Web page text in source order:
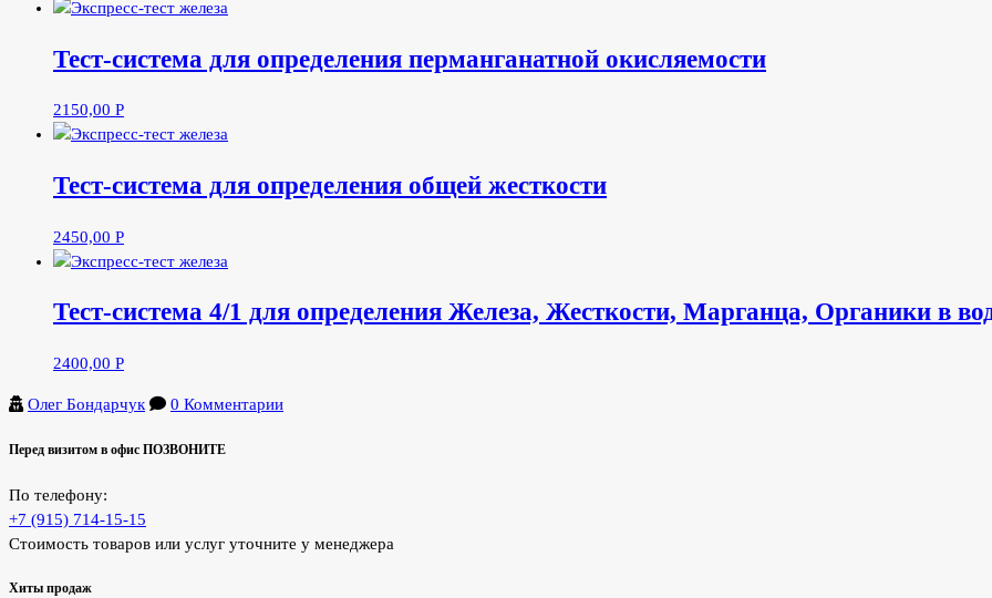
Тест-система для определения перманганатной окисляемости
2150,00 Р
Тест-система для определения общей жесткости
2450,00 Р
Тест-система 4/1 для определения Железа, Жесткости, Марганца, Органики в
2400,00 Р
Олег Бондарчук 0 Комментарии
Перед визитом в офис ПОЗВОНИТЕ
По телефону:
+7 (915) 714-15-15
Стоимость товаров или услуг уточните у менеджера
Хиты продаж